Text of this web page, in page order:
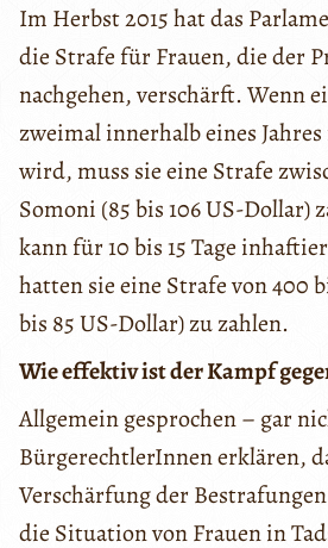
Im Herbst 2015 hat das
die Strafe für Frauen, die der
nachgehen, verschärft. Wenn
zweimal innerhalb eines
wird, muss sie eine Strafe
Somoni (85 bis 106 US-Dollar)
kann für 10 bis 15 Tage
hatten sie eine Strafe von 400
bis 85 US-Dollar) zu zahlen.
Wie effektiv ist der Kampf
Allgemein gesprochen – gar
BürgerechtlerInnen erklären,
Verschärfung der
die Situation von Frauen in